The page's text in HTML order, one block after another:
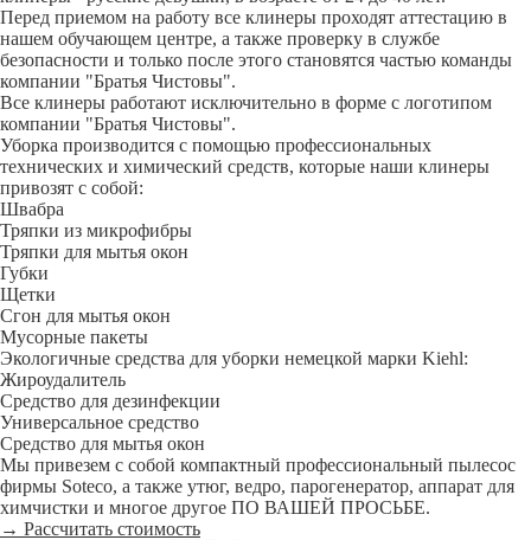
Перед приемом на работу все клинеры проходят аттестацию в
нашем обучающем центре, а также проверку в службе
безопасности и только после этого становятся частью команды
компании "Братья Чистовы".
Все клинеры работают исключительно в форме с логотипом
компании "Братья Чистовы".
Уборка производится с помощью профессиональных
технических и химический средств, которые наши клинеры
привозят с собой:
Швабра
Тряпки из микрофибры
Тряпки для мытья окон
Губки
Щетки
Сгон для мытья окон
Мусорные пакеты
Экологичные средства для уборки немецкой марки Kiehl:
Жироудалитель
Средство для дезинфекции
Универсальное средство
Средство для мытья окон
Мы привезем с собой компактный профессиональный пылесос
фирмы Soteco, а также утюг, ведро, парогенератор, аппарат для
химчистки и многое другое ПО ВАШЕЙ ПРОСЬБЕ.
→ Рассчитать стоимость